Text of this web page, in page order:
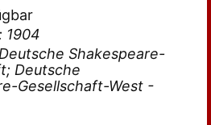
1904
Shakespeare-
Deutsche
Gesellschaft-West -